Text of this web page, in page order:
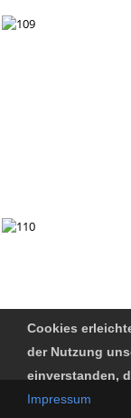
Cookies
der Nutzung
einverstanden,
Impressum